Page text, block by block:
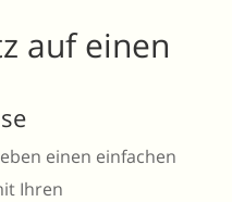
auf einen
einen einfachen
Ihren